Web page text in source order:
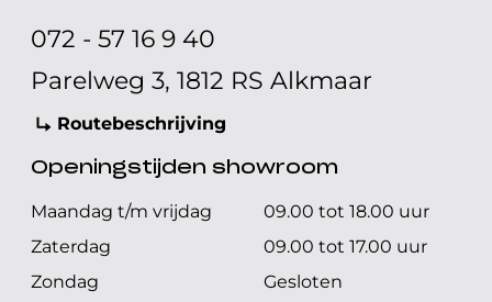
072 - 57 16 9 40
Parelweg 3, 1812 RS Alkmaar
Routebeschrijving
Openingstijden showroom
Maandag t/m vrijdag
09.00 tot 18.00 uur
Zaterdag
09.00 tot 17.00 uur
Zondag
Gesloten